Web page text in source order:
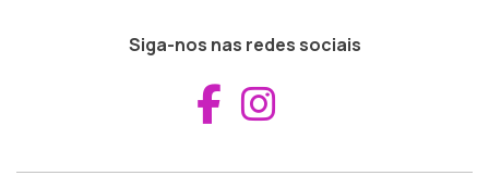
Siga-nos nas redes sociais
Aceder ao